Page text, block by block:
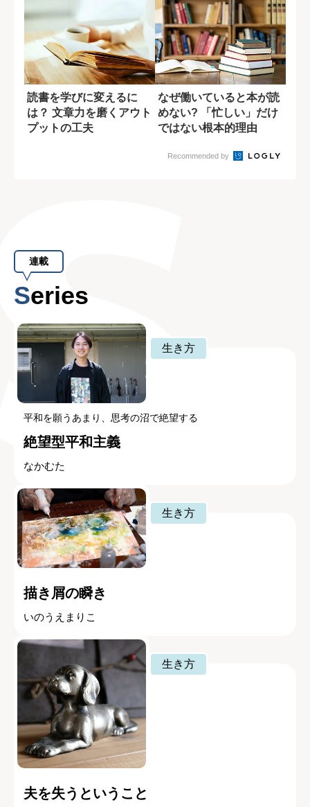
読書を学びに変えるに
は？ 文章力を磨くアウト
プットの工夫
なぜ働いていると本が読
めない? 「忙しい」だけ
ではない根本的理由
Recommended by
連載
Series
生き方
平和を願うあまり、思考の沼で絶望する
絶望型平和主義
なかむた
生き方
描き屑の瞬き
いのうえまりこ
生き方
夫を失うということ